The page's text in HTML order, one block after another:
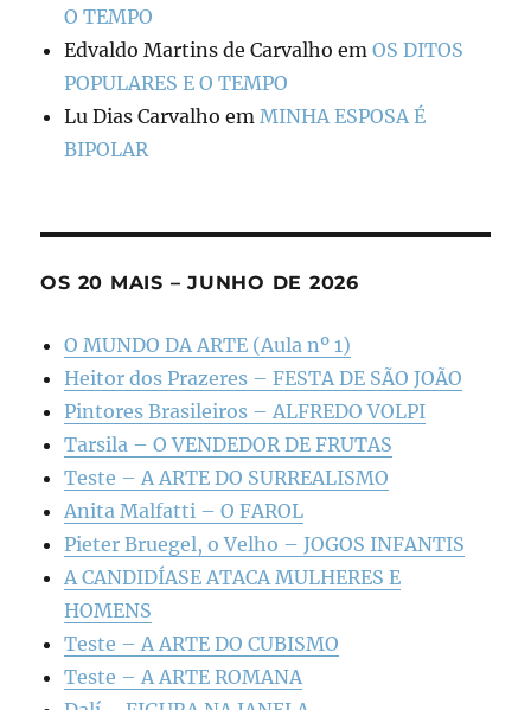
O TEMPO
Edvaldo Martins de Carvalho emOS DITOS
POPULARES E O TEMPO
Lu Dias Carvalho emMINHA ESPOSA É
BIPOLAR
OS 20 MAIS – JUNHO DE 2026
O MUNDO DA ARTE (Aula nº 1)
Heitor dos Prazeres – FESTA DE SÃO JOÃO
Pintores Brasileiros – ALFREDO VOLPI
Tarsila – O VENDEDOR DE FRUTAS
Teste – A ARTE DO SURREALISMO
Anita Malfatti – O FAROL
Pieter Bruegel, o Velho – JOGOS INFANTIS
A CANDIDÍASE ATACA MULHERES E
HOMENS
Teste – A ARTE DO CUBISMO
Teste – A ARTE ROMANA